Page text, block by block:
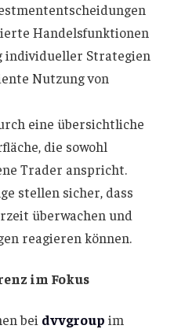
Handelsfunktionen
individueller Strategien
Nutzung von
eine übersichtliche
die sowohl
Trader anspricht.
stellen sicher, dass
überwachen und
reagieren können.
im Fokus
bei dvvgroup im